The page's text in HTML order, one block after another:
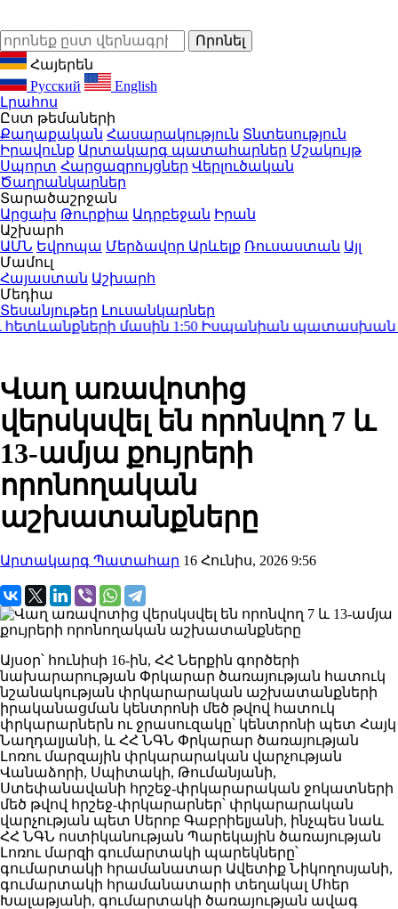
Հայերեն
Русский
English
Լրահոս
Ըստ թեմաների
Քաղաքական Հասարակություն Տնտեսություն
Իրավունք Արտակարգ պատահարներ Մշակույթ
Սպորտ Հարցազրույցներ Վերլուծական
Ծաղրանկարներ
Տարածաշրջան
Արցախ Թուրքիա Ադրբեջան Իրան
Աշխարհ
ԱՄՆ Եվրոպա Մերձավոր Արևելք Ռուսաստան Այլ
Մամուլ
Հայաստան Աշխարհ
Մեդիա
Տեսանյութեր Լուսանկարներ
մասին1:50Իսպանիան պատասխան
Վաղ առավոտից
վերսկսվել են որոնվող 7 և
13-ամյա քույրերի
որոնողական
աշխատանքները
Արտակարգ Պատահար 16 Հունիս, 2026 9:56
Այսօր՝ հունիսի 16-ին, ՀՀ Ներքին գործերի
նախարարության Փրկարար ծառայության հատուկ
նշանակության փրկարարական աշխատանքների
իրականացման կենտրոնի մեծ թվով հատուկ
փրկարարներն ու ջրասուզակը՝ կենտրոնի պետ Հայկ
Նաղդալյանի, և ՀՀ ՆԳՆ Փրկարար ծառայության
Լոռու մարզային փրկարարական վարչության
Վանաձորի, Սպիտակի, Թումանյանի,
Ստեփանավանի հրշեջ-փրկարարական ջոկատների
մեծ թվով հրշեջ-փրկարարներ՝ փրկարարական
վարչության պետ Սերոբ Գաբրիելյանի, ինչպես նաև
ՀՀ ՆԳՆ ոստիկանության Պարեկային ծառայության
Լոռու մարզի գումարտակի պարեկները՝
գումարտակի հրամանատար Ավետիք Նիկողոսյանի,
գումարտակի հրամանատարի տեղակալ Մհեր
Խալաթյանի, գումարտակի ծառայության ավագ